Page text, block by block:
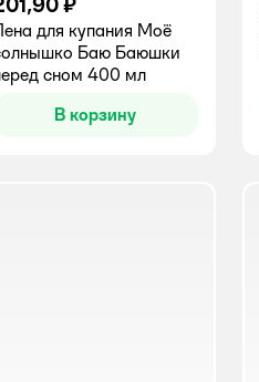
для купания Моё
Баю Баюшки
сном 400 мл
В корзину